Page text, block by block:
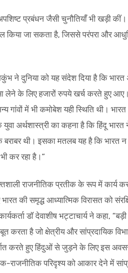
प्रबंधन जैसी चुनौतियाँ भी खड़ी कीं।
किया जा सकता है, जिससे परंपरा और
ने दुनिया को यह संदेश दिया है कि भारत
लेने के लिए हजारों रुपये खर्च करते हुए
गांवों में भी कमोबेश यही स्थिति थी।
अर्थशास्त्री का कहना है कि हिंदू
थी। इसका मतलब यह है कि भारत न
कर रहा है।”
राजनीतिक प्रतीक के रूप में कार्य
भारत की समृद्ध आध्यात्मिक विरासत को
डॉ देवाशीष भट्टाचार्य ने कहा,
करता है जो क्षेत्रीय और सांप्रदायिक
करते हुए हिंदुओं से जुड़ने के लिए इस
राजनीतिक परिदृश्य को आकार देने में